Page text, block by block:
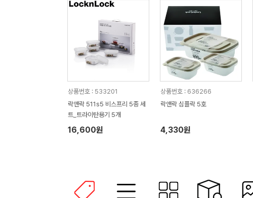
상품번호 : 533201
락앤락 511s5 비스프리 5종 세
트_트라이탄용기 5개
16,600원
상품번호 : 636266
락앤락 심플락 5호
4,330원